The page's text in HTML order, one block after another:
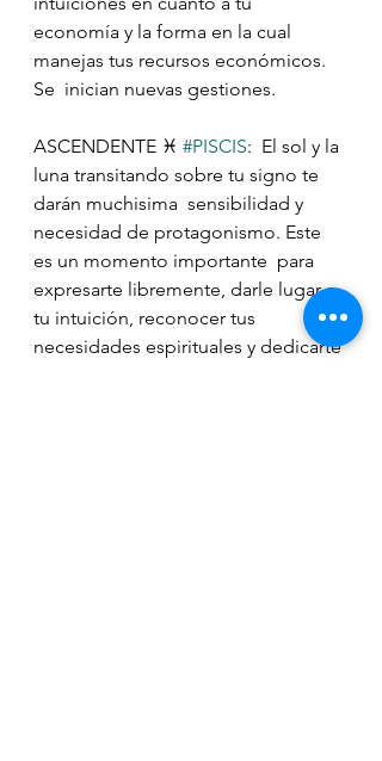
economía y la forma en la cual
manejas tus recursos económicos.
Se  inician nuevas gestiones.
ASCENDENTE ♓️ #PISCIS:  El sol y la
luna transitando sobre tu signo te
darán muchisima  sensibilidad y
necesidad de protagonismo. Este
es un momento importante  para
expresarte libremente, darle lugar a
tu intuición, reconocer tus
necesidades espirituales y dedicarte